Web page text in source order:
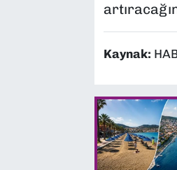
Kaynak: